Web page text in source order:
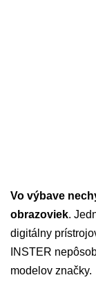
Vo výbave
obrazoviek.
digitálny
INSTER
modelov značky.